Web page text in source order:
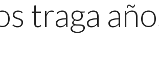
traga